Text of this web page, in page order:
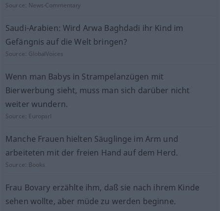
Source: News-Commentary
Saudi-Arabien: Wird Arwa Baghdadi ihr Kind im
Gefängnis auf die Welt bringen?
Source: GlobalVoices
Wenn man Babys in Strampelanzügen mit
Bierwerbung sieht, muss man sich darüber nicht
weiter wundern.
Source: Europarl
Manche Frauen hielten Säuglinge im Arm und
arbeiteten mit der freien Hand auf dem Herd.
Source: Books
Frau Bovary erzählte ihm, daß sie nach ihrem Kinde
sehen wollte, aber müde zu werden beginne.